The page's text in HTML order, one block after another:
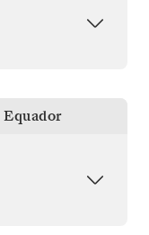
Equador